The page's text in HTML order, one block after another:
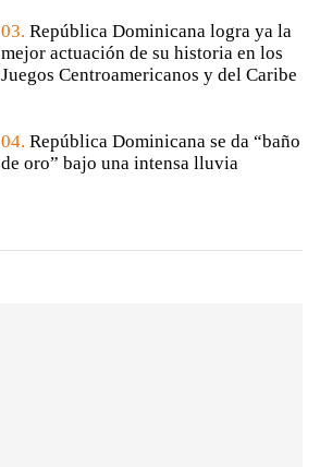
03. República Dominicana logra ya la
mejor actuación de su historia en los
Juegos Centroamericanos y del Caribe
04. República Dominicana se da “baño
de oro” bajo una intensa lluvia